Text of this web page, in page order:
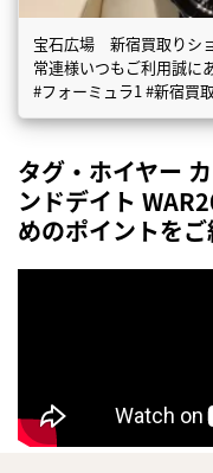
宝石広場 新宿買取りシ
常連様いつもご利用誠に
#フォーミュラ1 #新宿買
タグ・ホイヤー
ンドデイト
めのポイントを